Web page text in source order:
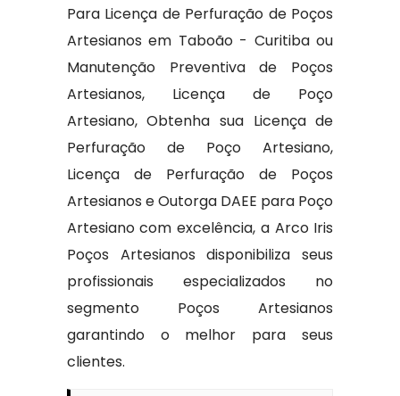
Para Licença de Perfuração de Poços
Artesianos em Taboão - Curitiba ou
Manutenção Preventiva de Poços
Artesianos, Licença de Poço
Artesiano, Obtenha sua Licença de
Perfuração de Poço Artesiano,
Licença de Perfuração de Poços
Artesianos e Outorga DAEE para Poço
Artesiano com excelência, a Arco Iris
Poços Artesianos disponibiliza seus
profissionais especializados no
segmento Poços Artesianos
garantindo o melhor para seus
clientes.